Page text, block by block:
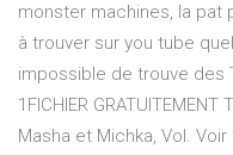
monster machines, la pat
à trouver sur you tube
impossible de trouve des
1FICHIER
Masha et Michka, Vol.